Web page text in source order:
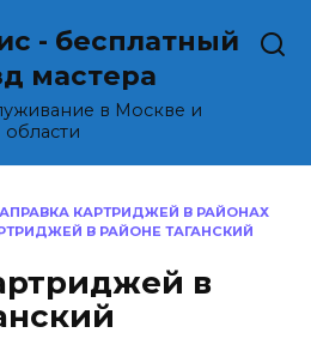
- бесплатный
мастера
в Москве и
области
КАРТРИДЖЕЙ В РАЙОНАХ
В РАЙОНЕ ТАГАНСКИЙ
в